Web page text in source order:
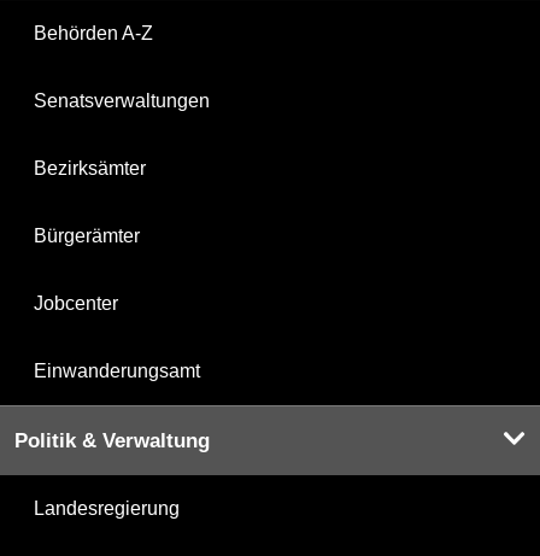
Behörden A-Z
Senatsverwaltungen
Bezirksämter
Bürgerämter
Jobcenter
Einwanderungsamt
Politik & Verwaltung
Landesregierung